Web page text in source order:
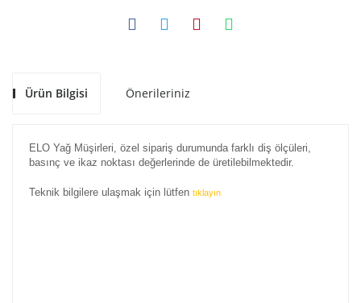
Ürün Bilgisi Önerileriniz
ELO Yağ Müşirleri, özel sipariş durumunda farklı diş ölçüleri,
basınç ve ikaz noktası değerlerinde de üretilebilmektedir.
Teknik bilgilere ulaşmak için lütfen tıklayın